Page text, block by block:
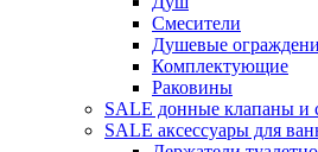
Смесители
Душевые
Комплектующие
Раковины
SALE донные клапаны и
SALE аксессуары для